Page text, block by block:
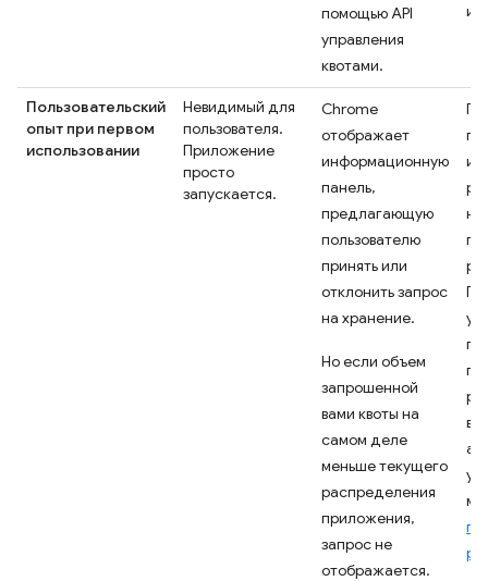
помощью API
управления
квотами.
Пользовательский
опыт при первом
использовании
Невидимый для
пользователя.
Приложение
просто
запускается.
Chrome
отображает
информационную
панель,
предлагающую
пользователю
принять или
отклонить запрос
на хранение.
Но если объем
запрошенной
вами квоты на
самом деле
меньше текущего
распределения
приложения,
запрос не
отображается.